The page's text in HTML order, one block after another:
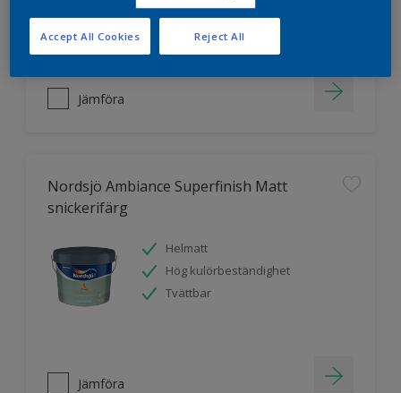
Halvblank
Jämföra
Nordsjö Ambiance Superfinish Matt
snickerifärg
Helmatt
Hög kulörbeständighet
Tvättbar
Jämföra
Reject All
Accept All Cookies